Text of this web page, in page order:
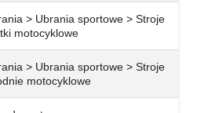
> Ubrania sportowe > Stroje
motocyklowe
> Ubrania sportowe > Stroje
motocyklowe